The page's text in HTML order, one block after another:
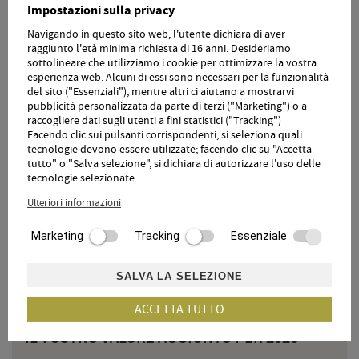
Relax autunnale!
17.10. - 31.10.26 31.10. - 08.11.26
Rimani 7 giorni = e ne paghi 6!
IL VOSTRO VALORE AGGIUNTO PER 2026
Impostazioni sulla privacy
Navigando in questo sito web, l'utente dichiara di aver
raggiunto l'età minima richiesta di 16 anni. Desideriamo
sottolineare che utilizziamo i cookie per ottimizzare la vostra
esperienza web. Alcuni di essi sono necessari per la funzionalità
del sito ("Essenziali"), mentre altri ci aiutano a mostrarvi
pubblicità personalizzata da parte di terzi ("Marketing") o a
raccogliere dati sugli utenti a fini statistici ("Tracking")
Facendo clic sui pulsanti corrispondenti, si seleziona quali
tecnologie devono essere utilizzate; facendo clic su "Accetta
tutto" o "Salva selezione", si dichiara di autorizzare l'uso delle
tecnologie selezionate.
Ulteriori informazioni
Marketing Tracking Essenziale
SALVA LA SELEZIONE
ACCETTA TUTTO